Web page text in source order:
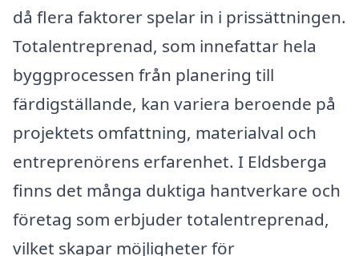
då flera faktorer spelar in i prissättningen.
Totalentreprenad, som innefattar hela
byggprocessen från planering till
färdigställande, kan variera beroende på
projektets omfattning, materialval och
entreprenörens erfarenhet. I Eldsberga
finns det många duktiga hantverkare och
företag som erbjuder totalentreprenad,
vilket skapar möjligheter för